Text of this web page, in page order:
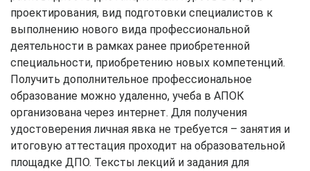
проектирования, вид подготовки специалистов к
выполнению нового вида профессиональной
деятельности в рамках ранее приобретенной
специальности, приобретению новых компетенций.
Получить дополнительное профессиональное
образование можно удаленно, учеба в АПОК
организована через интернет. Для получения
удостоверения личная явка не требуется – занятия и
итоговую аттестация проходит на образовательной
площадке ДПО. Тексты лекций и задания для